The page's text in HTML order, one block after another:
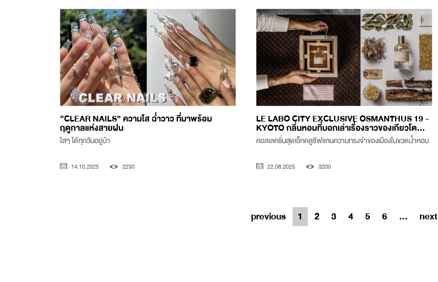
“CLEAR NAILS” ความใส ฉ่ำวาว ที่มาพร้อม
ฤดูกาลแห่งสายฝน
ใสๆ ได้ทุกวันอยู่น้า
14.10.2025 2230
LE LABO CITY EXCLUSIVE OSMANTHUS 19 -
KYOTO กลิ่นหอมที่บอกเล่าเรื่องราวของเกียวโต...
คอลเลคชั่นสุดเอ็กคลูซีฟแทนความทรงจำของเมืองในขวดน้ำหอม
22.08.2025 3200
previous 1 2 3 4 5 6 ... next